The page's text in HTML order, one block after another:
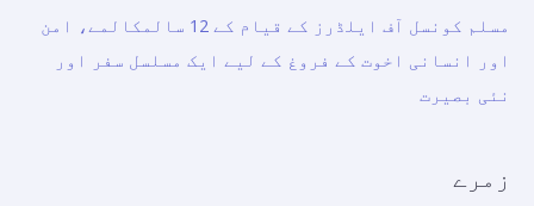
مسلم کونسل آف ایلڈرز کے قیام کے 12 سالمکالمے، امن
اور انسانی اخوت کے فروغ کے لیے ایک مسلسل سفر اور
نئی بصیرت
زمرے